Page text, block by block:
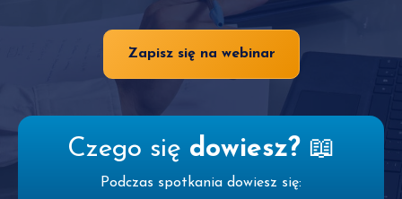
Zapisz się na webinar
Czego się dowiesz?📖
Podczas spotkania dowiesz się: